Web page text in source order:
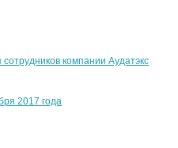
компании Аудатэкс
2017 года